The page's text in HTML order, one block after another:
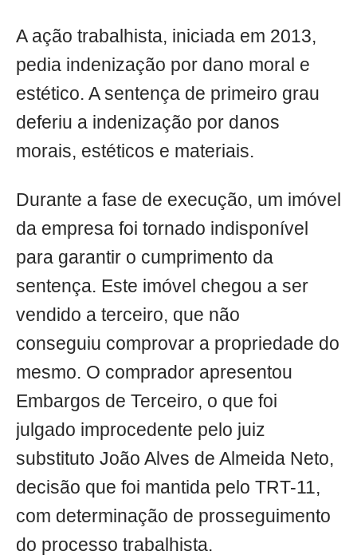
A ação trabalhista, iniciada em 2013,
pedia indenização por dano moral e
estético. A sentença de primeiro grau
deferiu a indenização por danos
morais, estéticos e materiais.
Durante a fase de execução, um imóvel
da empresa foi tornado indisponível
para garantir o cumprimento da
sentença. Este imóvel chegou a ser
vendido a terceiro, que não
conseguiu comprovar a propriedade do
mesmo. O comprador apresentou
Embargos de Terceiro, o que foi
julgado improcedente pelo juiz
substituto João Alves de Almeida Neto,
decisão que foi mantida pelo TRT-11,
com determinação de prosseguimento
do processo trabalhista.